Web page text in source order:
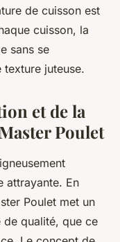
de cuisson est
cuisson, la
sans se
texture juteuse.
et de la
Poulet
attrayante. En
Poulet met un
de qualité, que ce